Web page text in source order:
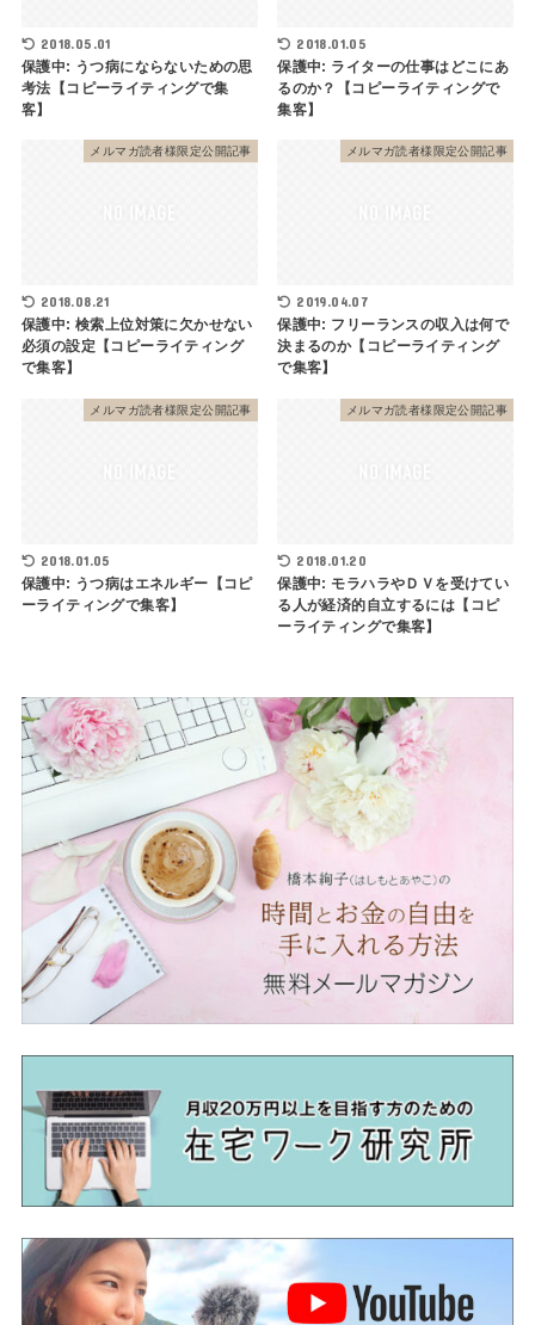
2018.05.01
保護中: うつ病にならないための思
考法【コピーライティングで集
客】
2018.01.05
保護中: ライターの仕事はどこにあ
るのか？【コピーライティングで
集客】
メルマガ読者様限定公開記事
2018.08.21
保護中: 検索上位対策に欠かせない
必須の設定【コピーライティング
で集客】
メルマガ読者様限定公開記事
2019.04.07
保護中: フリーランスの収入は何で
決まるのか【コピーライティング
で集客】
メルマガ読者様限定公開記事
2018.01.05
保護中: うつ病はエネルギー【コピ
ーライティングで集客】
メルマガ読者様限定公開記事
2018.01.20
保護中: モラハラやＤＶを受けてい
る人が経済的自立するには【コピ
ーライティングで集客】